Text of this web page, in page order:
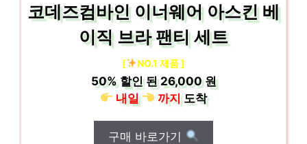
코데즈컴바인 이너웨어 아스킨 베
이직 브라 팬티 세트
[ NO.1 제품 ]
50%할인 된26,000 원
내일
까지도착
구매 바로가기